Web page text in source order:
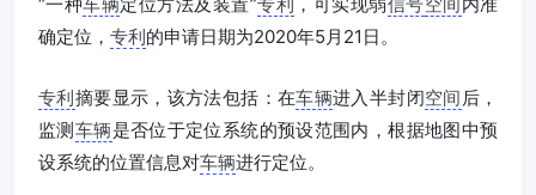
确定位， 专利的申请日期为2020年5月21日。
专利摘要显示，该方法包括：在车辆进入半封闭空间 后，
监测车辆是否位于定位系统的预设范围内，根据地图中预
设系统的位置信息对车辆进行定位。